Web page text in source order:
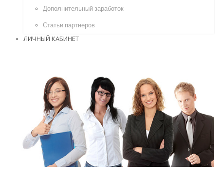
Дополнительный заработок
Статьи партнеров
ЛИЧНЫЙ КАБИНЕТ